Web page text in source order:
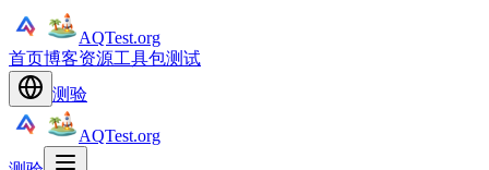
AQTest.org
首页博客资源工具包测试
测验
AQTest.org